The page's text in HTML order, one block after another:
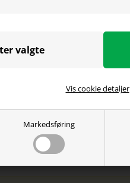
Markedsføring
Vis cookie detaljer
4
Nakke- og lændepude